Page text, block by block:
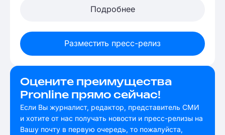
Подробнее
Разместить пресс-релиз
Оцените преимущества
Pronline прямо сейчас!
Если Вы журналист, редактор, представитель СМИ
и хотите от нас получать новости и пресс-релизы на
Вашу почту в первую очередь, то пожалуйста,